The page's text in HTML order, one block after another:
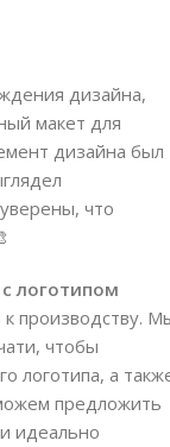
дизайна,
макет для
дизайна был
что
логотипом
производству.
чтобы
логотипа, а
предложить
идеально